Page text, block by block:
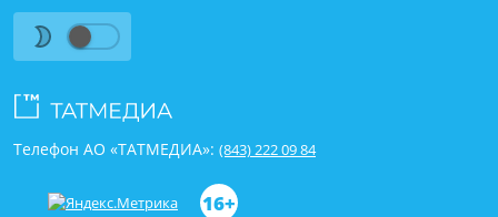
Телефон АО «ТАТМЕДИА»: (843) 222 09 84
16+